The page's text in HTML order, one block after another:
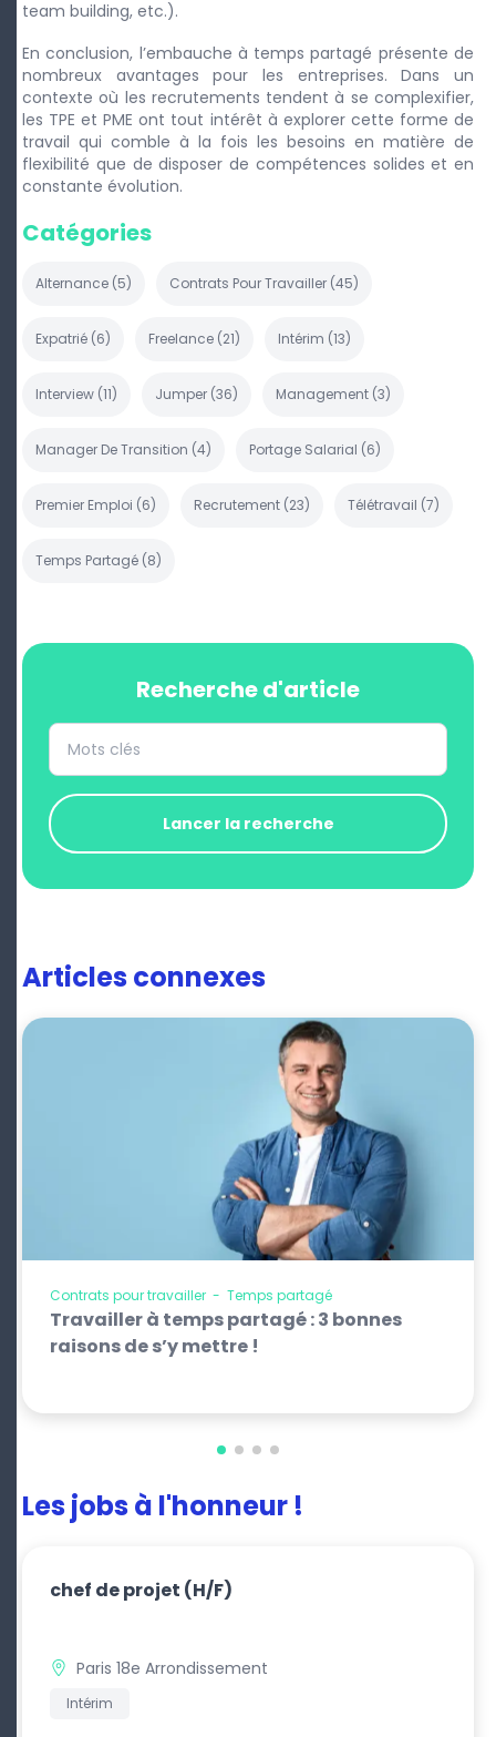
team building, etc.).
En conclusion, l’embauche à temps partagé présente de
nombreux avantages pour les entreprises. Dans un
contexte où les recrutements tendent à se complexifier,
les TPE et PME ont tout intérêt à explorer cette forme de
travail qui comble à la fois les besoins en matière de
flexibilité que de disposer de compétences solides et en
constante évolution.
Catégories
Alternance (5) Contrats Pour Travailler (45)
Expatrié (6) Freelance (21) Intérim (13)
Interview (11) Jumper (36) Management (3)
Manager De Transition (4) Portage Salarial (6)
Premier Emploi (6) Recrutement (23) Télétravail (7)
Temps Partagé (8)
Recherche d'article
Lancer la recherche
Articles connexes
Contrats pour travailler - Temps partagé
Travailler à temps partagé : 3 bonnes
raisons de s’y mettre !
Les jobs à l'honneur !
chef de projet (H/F)
Paris 18e Arrondissement
Intérim